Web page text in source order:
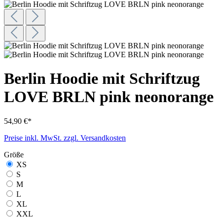
Berlin Hoodie mit Schriftzug
LOVE BRLN pink neonorange
54,90 €*
Preise inkl. MwSt. zzgl. Versandkosten
Größe
XS
S
M
L
XL
XXL